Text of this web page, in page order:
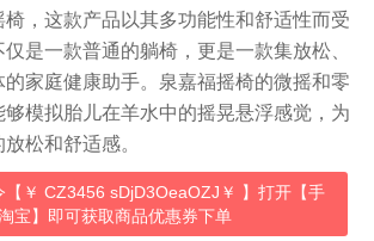
，这款产品以其多功能性和舒适性而受
是一款普通的躺椅，更是一款集放松、
家庭健康助手。泉嘉福摇椅的微摇和零
模拟胎儿在羊水中的摇晃悬浮感觉，为
松和舒适感。
【￥ CZ3456 sDjD3OeaOZJ￥ 】打开【手
宝】即可获取商品优惠券下单